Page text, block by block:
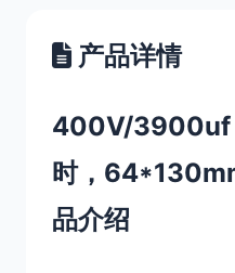
产品详情
400V/3900uf
时，
品介绍